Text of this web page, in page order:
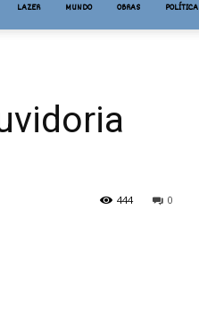
LAZER MUNDO OBRAS POLÍTICA
0
444